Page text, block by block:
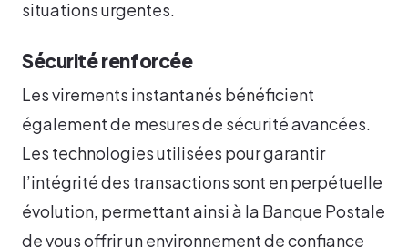
situations urgentes.
Sécurité renforcée
Les virements instantanés bénéficient
également de mesures de sécurité avancées.
Les technologies utilisées pour garantir
l’intégrité des transactions sont en perpétuelle
évolution, permettant ainsi à la Banque Postale
de vous offrir un environnement de confiance